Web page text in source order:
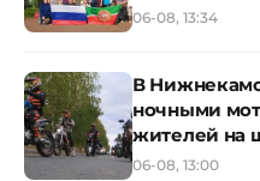
06-08, 13:34
В
ночными
жителей на
06-08, 13:00